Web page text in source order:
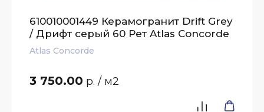
610010001449 Керамогранит Drift Grey
/ Дрифт серый 60 Рет Atlas Concorde
Atlas Concorde
3 750.00 р. / м2